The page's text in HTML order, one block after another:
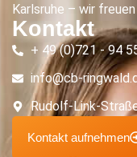
Karlsruhe – wir
Kontakt
+ 49 (0)721 - 94
info@cb-
Rudolf-Link-
Kontakt aufnehmen